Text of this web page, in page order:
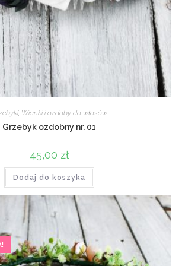
, Wianki i ozdoby do włosów
Grzebyk ozdobny nr. 01
45,00 zł
Dodaj do koszyka